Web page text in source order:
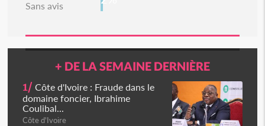
Sans avis
+ DE LA SEMAINE DERNIÈRE
1/ Côte d'Ivoire : Fraude dans le
domaine foncier, Ibrahime
Coulibal...
Côte d'Ivoire